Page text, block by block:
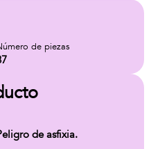
de piezas
de asfixia.